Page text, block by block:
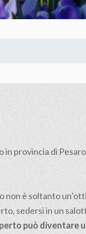
provincia di
è soltanto
sedersi in un
può diventare